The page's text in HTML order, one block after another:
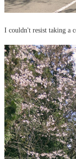
I couldn't resist taking a